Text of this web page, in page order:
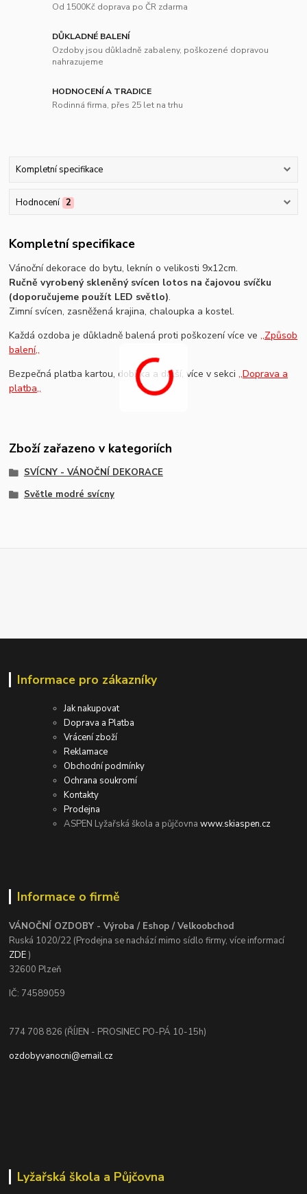
Od 1500Kč doprava po ČR zdarma
DŮKLADNÉ BALENÍ
Ozdoby jsou důkladně zabaleny, poškozené dopravou
nahrazujeme
HODNOCENÍ A TRADICE
Rodinná firma, přes 25 let na trhu
Kompletní specifikace
Hodnocení 2
Kompletní specifikace
Vánoční dekorace do bytu, leknín o velikosti 9x12cm.
Ručně vyrobený skleněný svícen lotos na čajovou svíčku
(doporučujeme použít LED světlo).
Zimní svícen, zasněžená krajina, chaloupka a kostel.
Každá ozdoba je důkladně balená proti poškození více ve,,Způsob
balení,,
Bezpečná platba kartou, dobírka a další, více v sekci,,Doprava a
platba,,
Zboží zařazeno v kategoriích
SVÍCNY - VÁNOČNÍ DEKORACE
Světle modré svícny
Informace pro zákazníky
Jak nakupovat
Doprava a Platba
Vrácení zboží
Reklamace
Obchodní podmínky
Ochrana soukromí
Kontakty
Prodejna
ASPEN Lyžařská škola a půjčovnawww.skiaspen.cz
Informace o firmě
VÁNOČNÍ OZDOBY - Výroba / Eshop / Velkoobchod
Ruská 1020/22 (Prodejna se nachází mimo sídlo firmy, více informací
ZDE)
32600 Plzeň
IČ: 74589059
774 708 826 (ŘÍJEN - PROSINEC PO-PÁ 10-15h)
ozdobyvanocni@email.cz
Lyžařská škola a Půjčovna